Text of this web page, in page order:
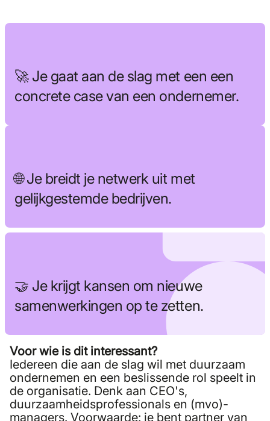
🤝 Je krijgt kansen om nieuwe
samenwerkingen op te zetten.
🚀 Je gaat aan de slag met een een
concrete case van een ondernemer.
🌐 Je breidt je netwerk uit met
gelijkgestemde bedrijven.
Voor wie is dit interessant?
Iedereen die aan de slag wil met duurzaam
ondernemen en een beslissende rol speelt in
de organisatie. Denk aan CEO's,
duurzaamheidsprofessionals en (mvo)-
managers. Voorwaarde: je bent partner van